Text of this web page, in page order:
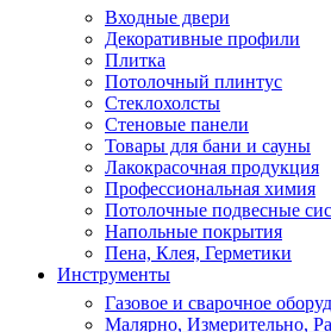
Входные двери
Декоративные профили
Плитка
Потолочный плинтус
Стеклохолсты
Стеновые панели
Товары для бани и сауны
Лакокрасочная продукция
Профессиональная химия
Потолочные подвесные
Напольные покрытия
Пена, Клея, Герметики
Инструменты
Газовое и сварочное
Малярно, Измерительно,